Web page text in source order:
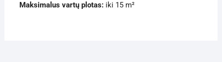
Maksimalus vartų plotas:iki 15 m²